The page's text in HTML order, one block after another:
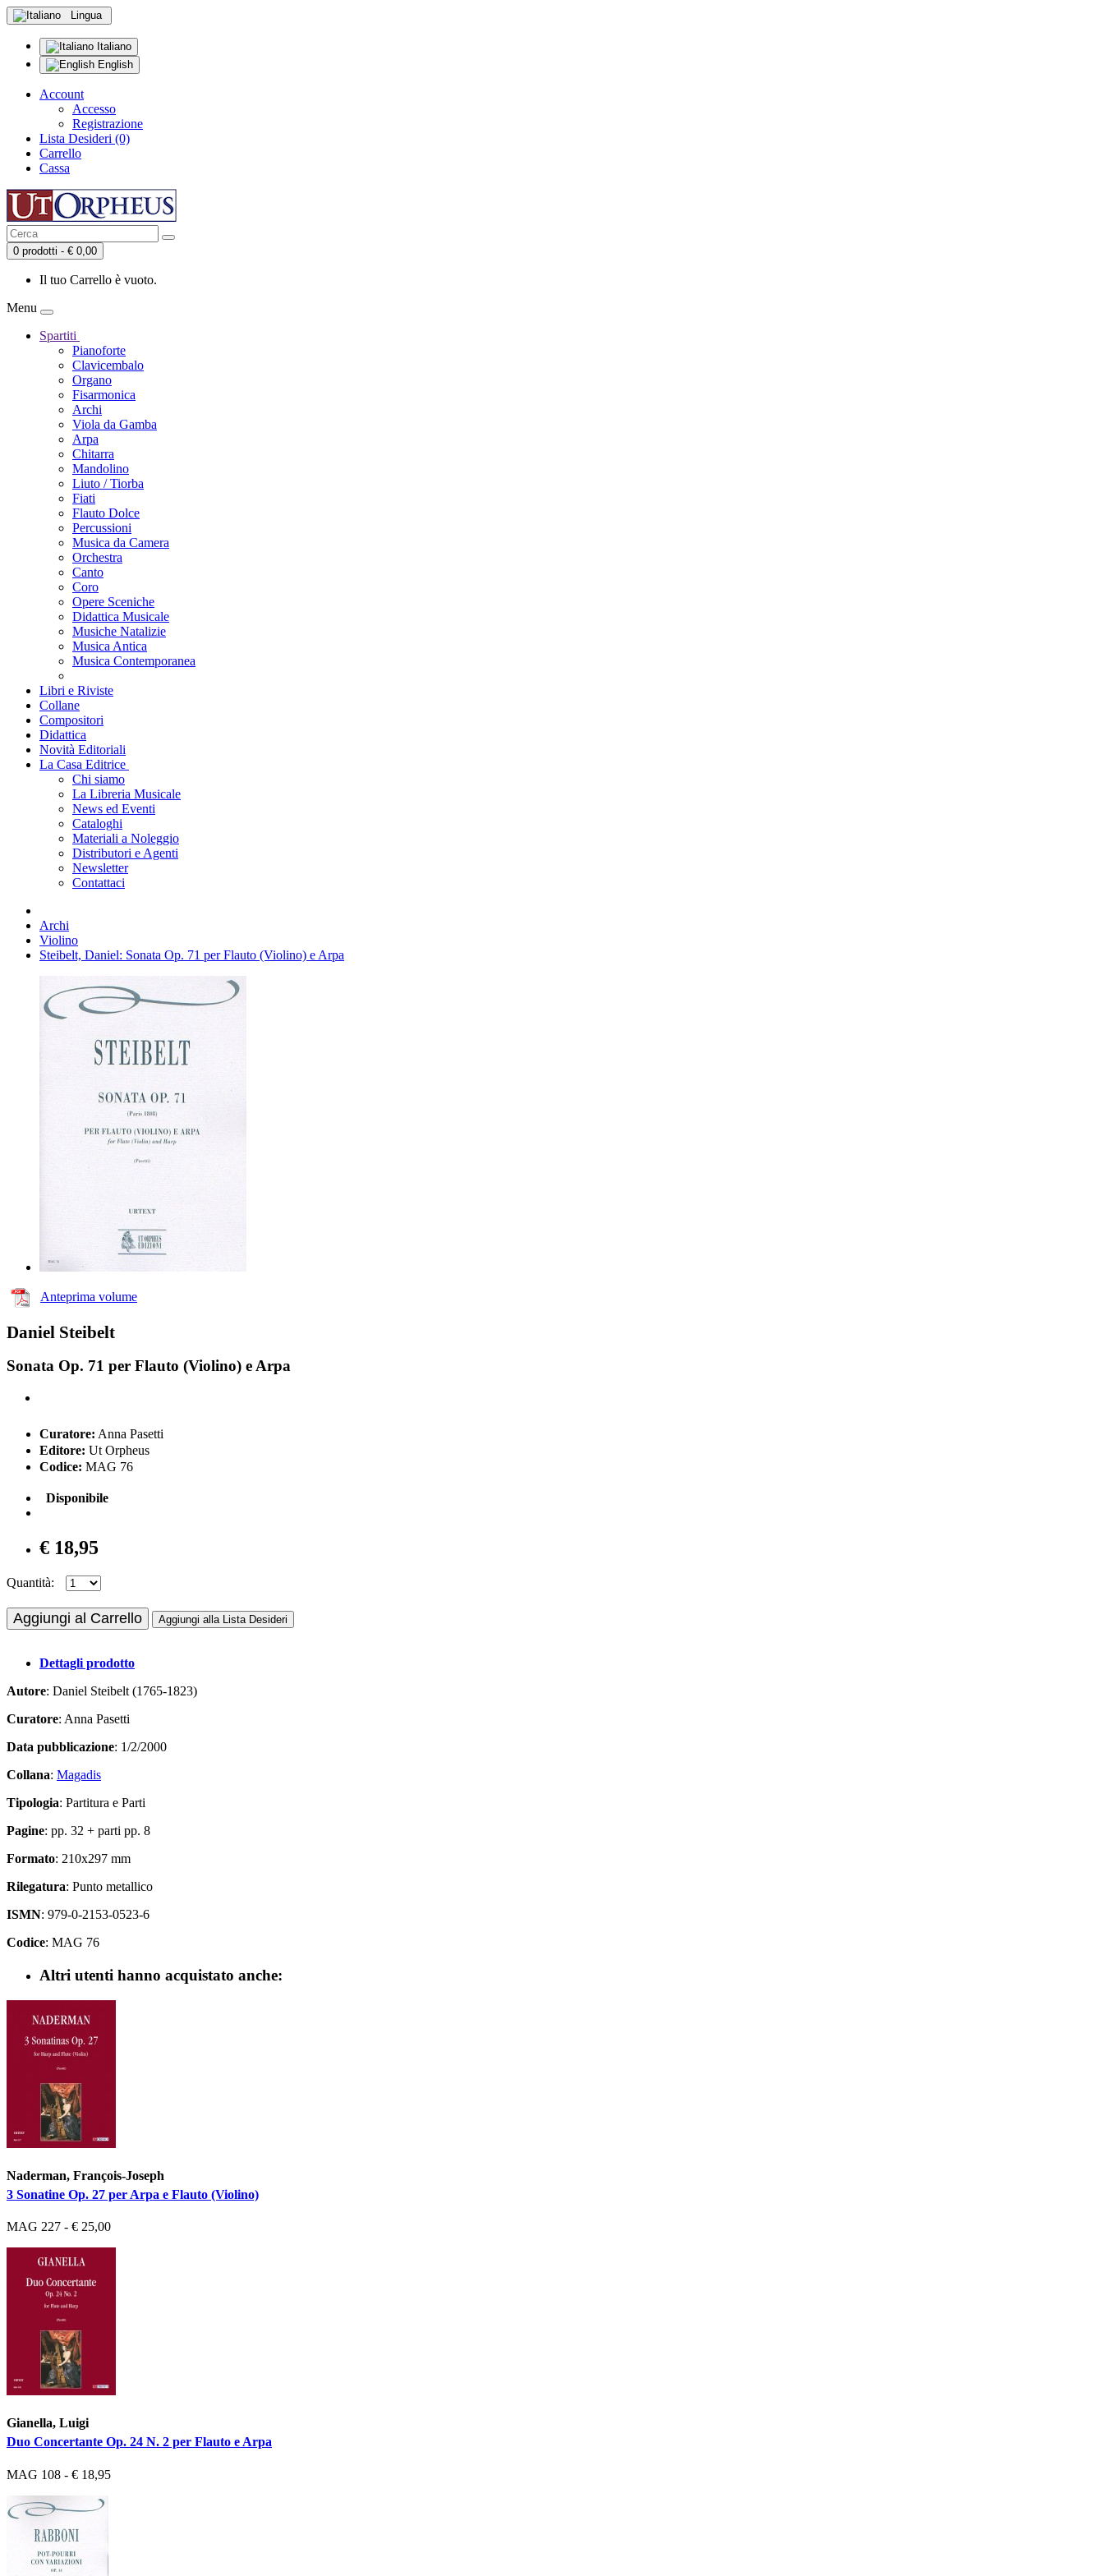
Lingua
Italiano
English
Account
Accesso
Registrazione
Lista Desideri (0)
Carrello
Cassa
0 prodotti - € 0,00
Il tuo Carrello è vuoto.
Menu
Spartiti
Pianoforte
Clavicembalo
Organo
Fisarmonica
Archi
Viola da Gamba
Arpa
Chitarra
Mandolino
Liuto / Tiorba
Fiati
Flauto Dolce
Percussioni
Musica da Camera
Orchestra
Canto
Coro
Opere Sceniche
Didattica Musicale
Musiche Natalizie
Musica Antica
Musica Contemporanea
Libri e Riviste
Collane
Compositori
Didattica
Novità Editoriali
La Casa Editrice
Chi siamo
La Libreria Musicale
News ed Eventi
Cataloghi
Materiali a Noleggio
Distributori e Agenti
Newsletter
Contattaci
Archi
Violino
Steibelt, Daniel: Sonata Op. 71 per Flauto (Violino) e Arpa
Anteprima volume
Daniel Steibelt
Sonata Op. 71 per Flauto (Violino) e Arpa
Curatore: Anna Pasetti
Editore: Ut Orpheus
Codice: MAG 76
Disponibile
€ 18,95
Quantità:
Aggiungi al Carrello Aggiungi alla Lista Desideri
Dettagli prodotto
Autore: Daniel Steibelt (1765-1823)
Curatore: Anna Pasetti
Data pubblicazione: 1/2/2000
Collana: Magadis
Tipologia: Partitura e Parti
Pagine: pp. 32 + parti pp. 8
Formato: 210x297 mm
Rilegatura: Punto metallico
ISMN: 979-0-2153-0523-6
Codice: MAG 76
Altri utenti hanno acquistato anche:
Naderman, François-Joseph
3 Sonatine Op. 27 per Arpa e Flauto (Violino)
MAG 227 - € 25,00
Gianella, Luigi
Duo Concertante Op. 24 N. 2 per Flauto e Arpa
MAG 108 - € 18,95